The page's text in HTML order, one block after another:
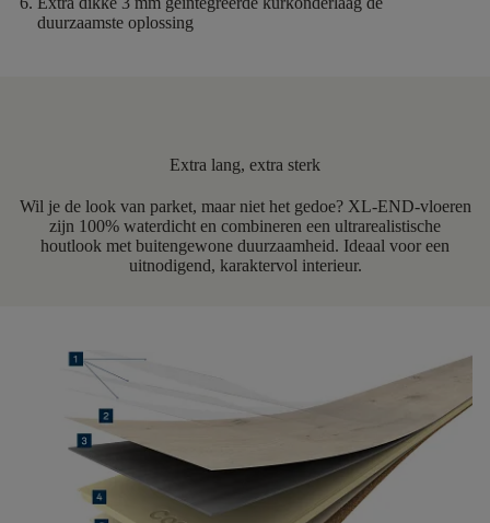
duurzaamste oplossing
Extra lang, extra sterk
Wil je de look van parket, maar niet het gedoe? XL-END-vloeren
zijn 100% waterdicht en combineren een ultrarealistische
houtlook met buitengewone duurzaamheid. Ideaal voor een
uitnodigend, karaktervol interieur.